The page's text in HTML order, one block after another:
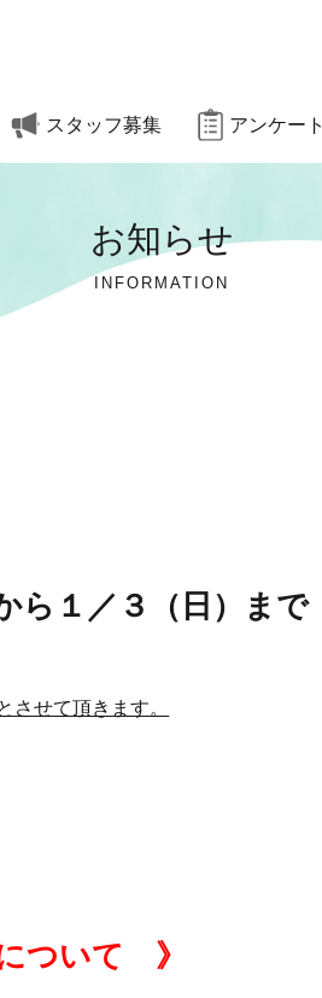
スタッフ募集 アンケート
お知らせ
INFORMATION
ら１／３（日）まで
させて頂きます。
ついて 》